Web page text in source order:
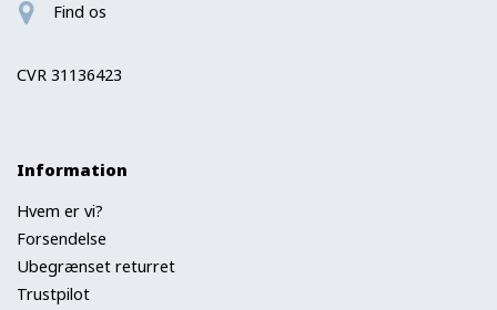
Find os
CVR 31136423
Information
Hvem er vi?
Forsendelse
Ubegrænset returret
Trustpilot